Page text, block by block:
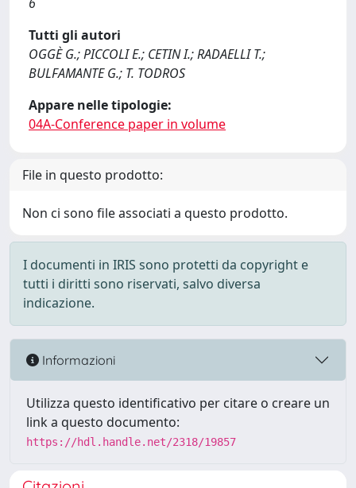
Tutti gli autori
OGGÈ G.; PICCOLI E.; CETIN I.; RADAELLI T.;
BULFAMANTE G.; T. TODROS
Appare nelle tipologie:
04A-Conference paper in volume
File in questo prodotto:
Non ci sono file associati a questo prodotto.
I documenti in IRIS sono protetti da copyright e
tutti i diritti sono riservati, salvo diversa
indicazione.
Informazioni
Utilizza questo identificativo per citare o creare un
link a questo documento:
https://hdl.handle.net/2318/19857